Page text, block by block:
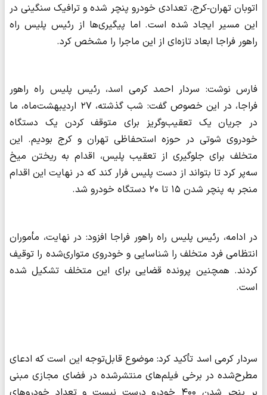
اتوبان تهران‑کرج، تعدادی خودرو پنچر شده و ترافیک سنگینی در
این مسیر ایجاد شده است. اما پیگیری‌ها از رئیس پلیس راه
راهور فراجا ابعاد تازه‌ای از این ماجرا را مشخص کرد.
فارس نوشت: سردار احمد کرمی اسد، رئیس پلیس راه راهور
فراجا، در این خصوص گفت: شب گذشته، ۲۷ اردیبهشت‌ماه، ما
در جریان یک تعقیب‌وگریز برای متوقف کردن یک دستگاه
خودروی شوتی در حوزه استحفاظی تهران و کرج بودیم. این
متخلف برای جلوگیری از تعقیب پلیس، اقدام به ریختن میخ
سه‌پر کرد تا بتواند از دست پلیس فرار کند که در نهایت این اقدام
منجر به پنچر شدن ۱۵ تا ۲۰ دستگاه خودرو شد.
در ادامه، رئیس پلیس راه راهور فراجا افزود: در نهایت، مأموران
انتظامی فرد متخلف را شناسایی و خودروی متواری‌شده را توقیف
کردند. همچنین پرونده قضایی برای این متخلف تشکیل شده
است.
سردار کرمی اسد تأکید کرد: موضوع قابل‌توجه این است که ادعای
مطرح‌شده در برخی فیلم‌های منتشرشده در فضای مجازی مبنی